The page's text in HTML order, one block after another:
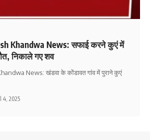
Khandwa News: सफाई करने कुएं में
निकाले गए शव
News: खंडवा के कोंडावत गांव में पुराने कुएं
4, 2025